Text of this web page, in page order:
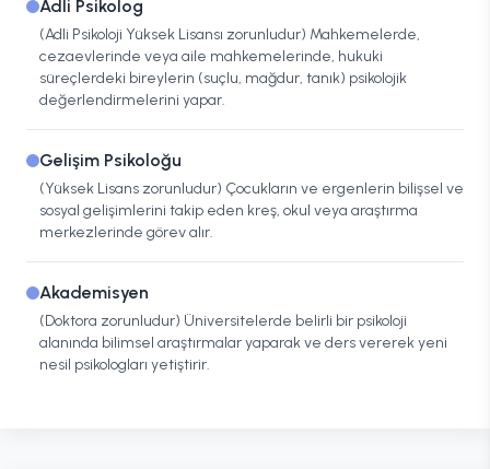
Adli Psikolog
(Adli Psikoloji Yüksek Lisansı zorunludur) Mahkemelerde,
cezaevlerinde veya aile mahkemelerinde, hukuki
süreçlerdeki bireylerin (suçlu, mağdur, tanık) psikolojik
değerlendirmelerini yapar.
Gelişim Psikoloğu
(Yüksek Lisans zorunludur) Çocukların ve ergenlerin bilişsel ve
sosyal gelişimlerini takip eden kreş, okul veya araştırma
merkezlerinde görev alır.
Akademisyen
(Doktora zorunludur) Üniversitelerde belirli bir psikoloji
alanında bilimsel araştırmalar yaparak ve ders vererek yeni
nesil psikologları yetiştirir.